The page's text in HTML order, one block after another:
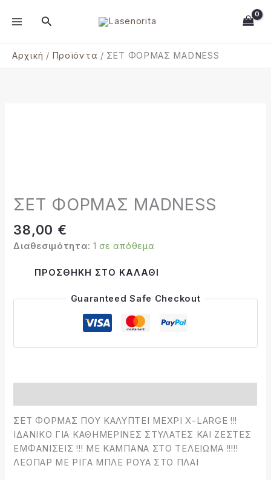
στο
Αναζήτηση
Αρχική Προϊόντα ΣΕΤ ΦΟΡΜΑΣ MADNESS
ΣΕΤ ΦΟΡΜΑΣ MADNESS
38,00 €
Διαθεσιμότητα: 1 σε απόθεμα
ΠΡΟΣΘΉΚΗ ΣΤΟ ΚΑΛΆΘΙ
Guaranteed Safe Checkout
ΣΕΤ ΦΟΡΜΑΣ ΠΟΥ ΚΑΛΥΠΤΕΙ ΜΕΧΡΙ Χ-LARGE !!!
ΙΔΑΝΙΚΟ ΓΙΑ ΚΑΘΗΜΕΡΙΝΕΣ ΣΤΥΛΑΤΕΣ ΚΑΙ ΖΕΣΤΕΣ
ΕΜΦΑΝΙΣΕΙΣ !!! ΜΕ ΚΑΜΠΑΝΑ ΣΤΟ ΤΕΛΕΙΩΜΑ !!!!!
ΛΕΟΠΑΡ ΜΕ ΡΙΓΑ ΜΠΛΕ ΡΟΥΑ ΣΤΟ ΠΛΑΙ